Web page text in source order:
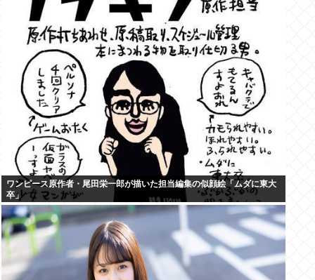
ワンピース原作者・尾田栄一郎が描いた担当編集の似顔絵「ムダに東大
卒」